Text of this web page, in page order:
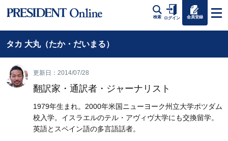
検索 ログイン 会員登録
タカ 大丸（たか・だいまる）
更新日：2014/07/28
翻訳家・通訳者・ジャーナリスト
1979年生まれ。2000年米国ニューヨーク州立大学ポツダム
校入学。イスラエルのテル・アヴィヴ大学にも交換留学。
英語とスペイン語の多言語話者。